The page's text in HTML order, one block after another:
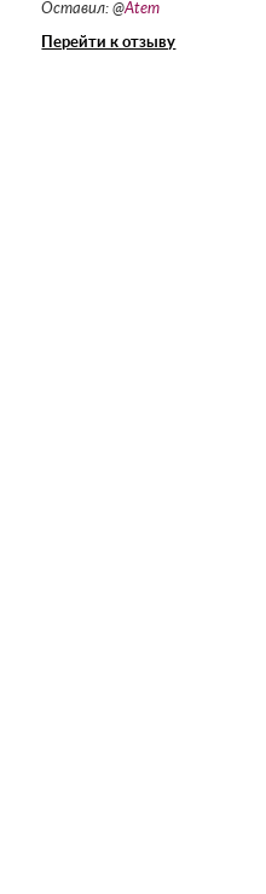
Оставил: @Atem
Перейти к отзыву